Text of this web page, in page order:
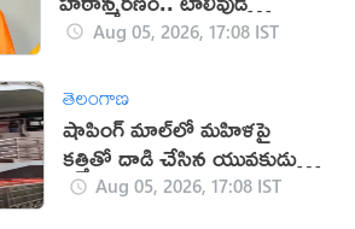
స్పందనపై విమర్శలు
Aug 05, 2026, 17:08 IST
తెలంగాణ
షాపింగ్ మాల్‌లో మహిళపై
కత్తితో దాడి చేసిన యువకుడు
(వీడియో)
Aug 05, 2026, 17:08 IST